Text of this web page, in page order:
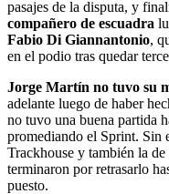
pasajes de la disputa, y
compañero de escuadra
Fabio Di Giannantonio,
en el podio tras quedar
Jorge Martín no tuvo su
adelante luego de haber
no tuvo una buena partida
promediando el Sprint. Sin
Trackhouse y también la
terminaron por retrasarlo
puesto.